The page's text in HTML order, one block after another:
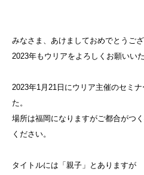
みなさま、あけましておめでとうござ
2023年もウリアをよろしくお願いいた
2023年1月21日にウリア主催のセミ
た。
場所は福岡になりますがご都合がつ
ください。
タイトルには「親子」とありますが